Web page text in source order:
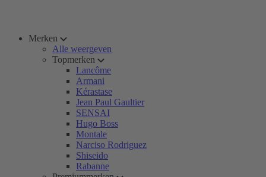
Merken
Alle weergeven
Topmerken
Lancôme
Armani
Kérastase
Jean Paul Gaultier
SENSAI
Hugo Boss
Montale
Narciso Rodriguez
Shiseido
Rabanne